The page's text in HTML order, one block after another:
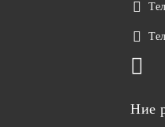
Ние